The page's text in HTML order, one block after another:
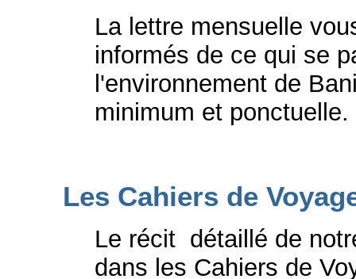
La lettre mensuelle
informés de ce qui se
l'environnement de
minimum et ponctuelle.
Les Cahiers de
Le récit détaillé de
dans les Cahiers de